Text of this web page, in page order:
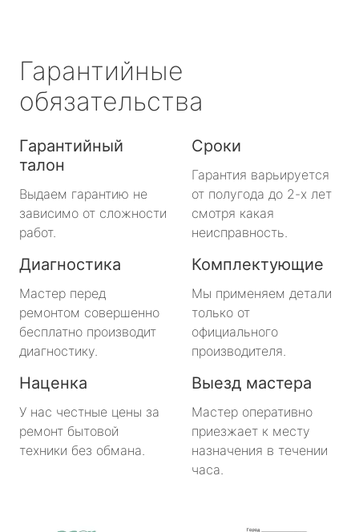
Гарантийные
обязательства
Гарантийный
талон
Выдаем гарантию не
зависимо от сложности
работ.
Сроки
Гарантия варьируется
от полугода до 2-х лет
смотря какая
неисправность.
Диагностика
Мастер перед
ремонтом совершенно
бесплатно производит
диагностику.
Комплектующие
Мы применяем детали
только от
официального
производителя.
Наценка
У нас честные цены за
ремонт бытовой
техники без обмана.
Выезд мастера
Мастер оперативно
приезжает к месту
назначения в течении
часа.